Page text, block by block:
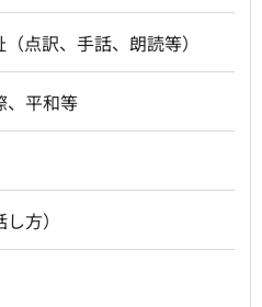
点訳、手話、朗読等）
、平和等
方）